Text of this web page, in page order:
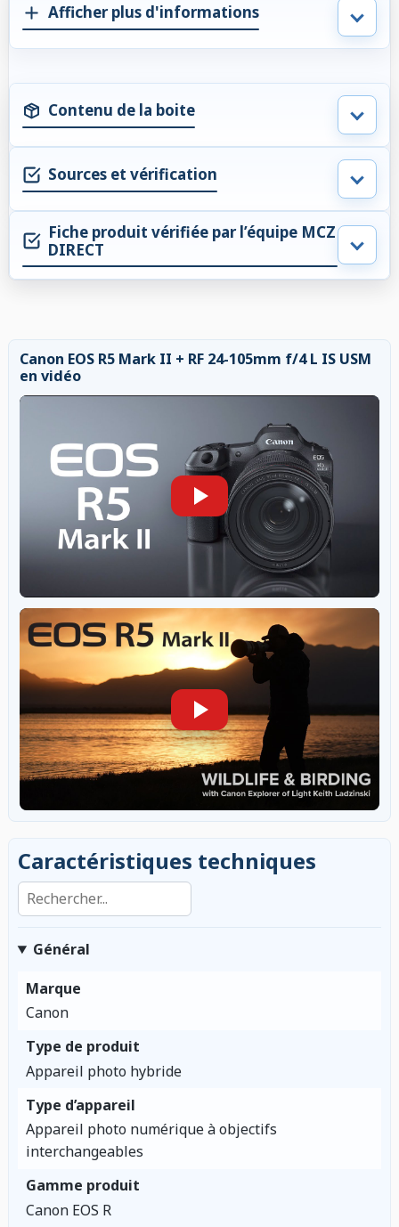
Afficher plus d'informations
Contenu de la boite
Sources et vérification
Fiche produit vérifiée par l’équipe MCZ
DIRECT
Canon EOS R5 Mark II + RF 24-105mm f/4 L IS USM
en vidéo
Caractéristiques techniques
Rechercher dans les caractéristiques
Général
Marque
Canon
Type de produit
Appareil photo hybride
Type d’appareil
Appareil photo numérique à objectifs
interchangeables
Gamme produit
Canon EOS R